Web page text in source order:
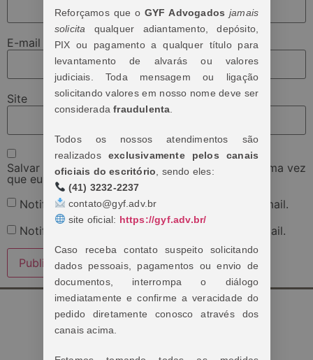
E-mail
Site
Salvar meus dados neste navegador para a próxima vez
que eu comentar.
Notifique-me sobre novos comentários por e-mail.
Notifique-me sobre novas publicações por e-mail.
Reforçamos que o GYF Advogadosjamais
solicita qualquer adiantamento, depósito,
PIX ou pagamento a qualquer título para
levantamento de alvarás ou valores
judiciais. Toda mensagem ou ligação
solicitando valores em nosso nome deve ser
consideradafraudulenta
Todos os nossos atendimentos são
realizados exclusivamente pelos canais
oficiais do escritório , sendo eles:
(41) 3232-2237
contato@gyf.adv.br
site oficial: https://gyf.adv.br/
Caso receba contato suspeito solicitando
dados pessoais, pagamentos ou envio de
documentos, interrompa o diálogo
imediatamente e confirme a veracidade do
pedido diretamente conosco através dos
canais acima.